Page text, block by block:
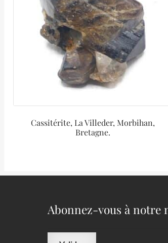
Cassitérite, La Villeder, Morbihan,
Bretagne.
Abonnez-vous à notre